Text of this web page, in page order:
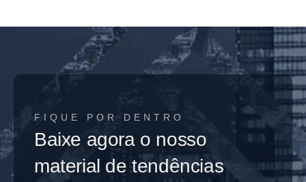
FIQUE POR DENTRO
Baixe agora o nosso
material de tendências